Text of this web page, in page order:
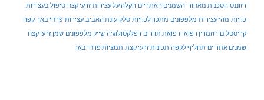
רזוננס הסכנות מאחורי השמנים האתריים הקלה על עצירות זרעי קצח טיפול בעצירות
כוויות מהי עצירות מלפפונים מתכון לכוויות סלק עונת האביב עצירות פרחי באך קפה
קריסטלים רוזמרין רפואי רפואת תדרים רפלקסולוגיה שייק מלפפונים שמן זרעי קצח
שמנים אתריים תחליף לקפה תכונות זרעי קצת תמציות פרחי באך